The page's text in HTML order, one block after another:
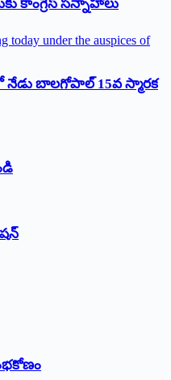
కాంగ్రెస్‌ ‌సన్నాహాలు
బాలగోపాల్‌ 15వ స్మారక